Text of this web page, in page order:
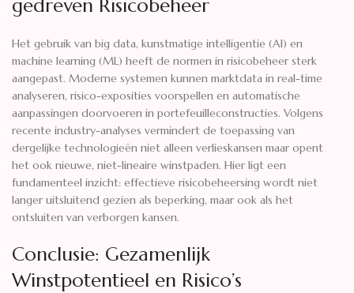
gedreven Risicobeheer
Het gebruik van big data, kunstmatige intelligentie (AI) en
machine learning (ML) heeft de normen in risicobeheer sterk
aangepast. Moderne systemen kunnen marktdata in real-time
analyseren, risico-exposities voorspellen en automatische
aanpassingen doorvoeren in portefeuilleconstructies. Volgens
recente industry-analyses vermindert de toepassing van
dergelijke technologieën niet alleen verlieskansen maar opent
het ook nieuwe, niet-lineaire winstpaden. Hier ligt een
fundamenteel inzicht: effectieve risicobeheersing wordt niet
langer uitsluitend gezien als beperking, maar ook als het
ontsluiten van verborgen kansen.
Conclusie: Gezamenlijk
Winstpotentieel en Risico’s